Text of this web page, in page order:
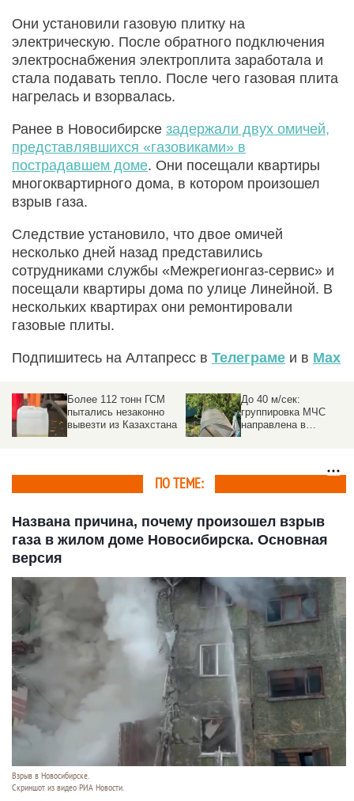
Они установили газовую плитку на
электрическую. После обратного подключения
электроснабжения электроплита заработала и
стала подавать тепло. После чего газовая плита
нагрелась и взорвалась.
Ранее в Новосибирске задержали двух омичей,
представлявшихся «газовиками» в
пострадавшем доме. Они посещали квартиры
многоквартирного дома, в котором произошел
взрыв газа.
Следствие установило, что двое омичей
несколько дней назад представились
сотрудниками службы «Межрегионгаз-сервис» и
посещали квартиры дома по улице Линейной. В
нескольких квартирах они ремонтировали
газовые плиты.
Подпишитесь на Алтапресс в Телеграме и в Max
Более 112 тонн ГСМ
пытались незаконно
вывезти из Казахстана
До 40 м/сек:
группировка МЧС
направлена в
ПО ТЕМЕ:
Названа причина, почему произошел взрыв
газа в жилом доме Новосибирска. Основная
версия
Взрыв в Новосибирске.
Скриншот из видео РИА Новости.